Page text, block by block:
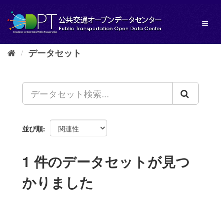
し
データセット
並び順
1 件のデータセットが見つ
かりました